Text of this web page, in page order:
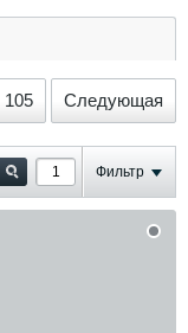
105 Следующая
Фильтр